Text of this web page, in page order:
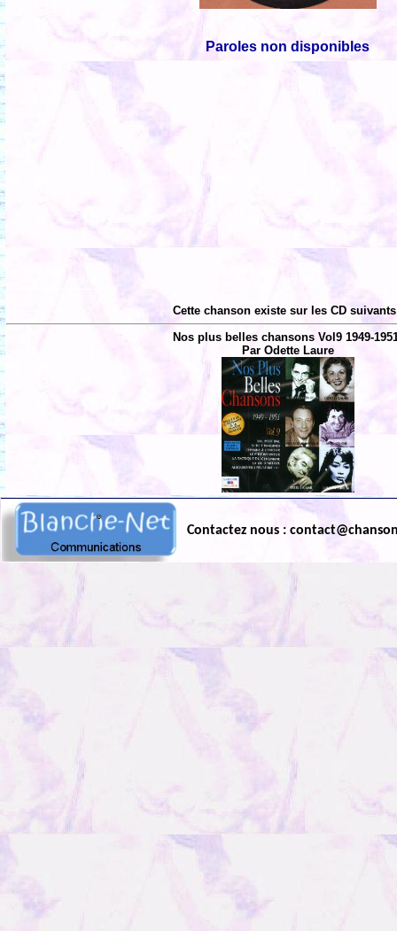
Paroles non disponibles
Cette chanson existe sur les CD
Nos plus belles chansons Vol9 1949-
Par Odette Laure
Contactez nous :